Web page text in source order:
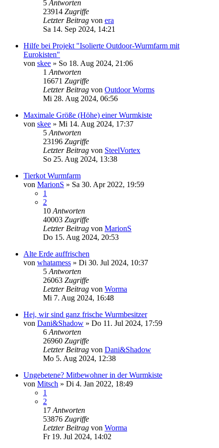
5 Antworten
23914 Zugriffe
Letzter Beitrag von era
Sa 14. Sep 2024, 14:21
Hilfe bei Projekt "Isolierte Outdoor-Wurmfarm mit
Eurokisten"
von skee » So 18. Aug 2024, 21:06
1 Antworten
16671 Zugriffe
Letzter Beitrag von Outdoor Worms
Mi 28. Aug 2024, 06:56
Maximale Größe (Höhe) einer Wurmkiste
von skee » Mi 14. Aug 2024, 17:37
5 Antworten
23196 Zugriffe
Letzter Beitrag von SteelVortex
So 25. Aug 2024, 13:38
Tierkot Wurmfarm
von MarionS » Sa 30. Apr 2022, 19:59
1
2
10 Antworten
40003 Zugriffe
Letzter Beitrag von MarionS
Do 15. Aug 2024, 20:53
Alte Erde auffrischen
von whatamess » Di 30. Jul 2024, 10:37
5 Antworten
26063 Zugriffe
Letzter Beitrag von Worma
Mi 7. Aug 2024, 16:48
Hej, wir sind ganz frische Wurmbesitzer
von Dani&Shadow » Do 11. Jul 2024, 17:59
6 Antworten
26960 Zugriffe
Letzter Beitrag von Dani&Shadow
Mo 5. Aug 2024, 12:38
Ungebetene? Mitbewohner in der Wurmkiste
von Mitsch » Di 4. Jan 2022, 18:49
1
2
17 Antworten
53876 Zugriffe
Letzter Beitrag von Worma
Fr 19. Jul 2024, 14:02